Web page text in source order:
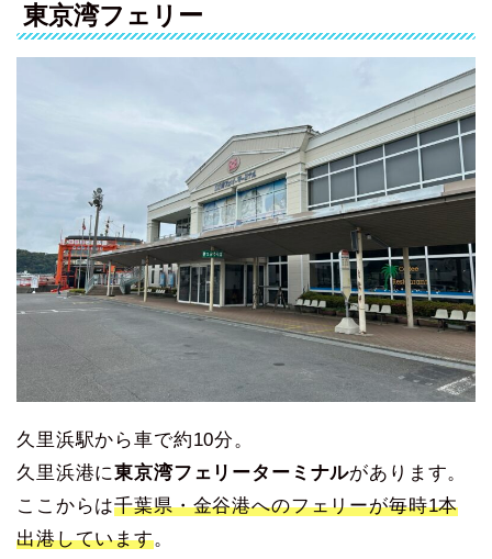
東京湾フェリー
久里浜駅から車で約10分。
久里浜港に東京湾フェリーターミナルがあります。
ここからは千葉県・金谷港へのフェリーが毎時1本
出港しています。